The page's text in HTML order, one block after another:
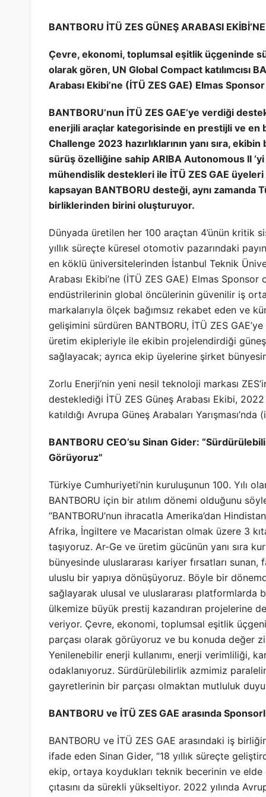
BANTBORU İTÜ ZES GÜNEŞ ARABASI
Çevre, ekonomi, toplumsal eşitlik üçgeninde
olarak gören, UN Global Compact katılımcısı
Arabası Ekibi’ne (İTÜ ZES GAE) Elmas
BANTBORU’nun İTÜ ZES GAE’ye verdiği
enerjili araçlar kategorisinde en prestijli ve en
Challenge 2023 hazırlıklarının yanı sıra,
sürüş özelliğine sahip ARIBA Autonomous II
mühendislik destekleri ile İTÜ ZES GAE
kapsayan BANTBORU desteği, aynı
birliklerinden birini oluşturuyor.
Dünyada üretilen her 100 araçtan 4’ünün kritik
yıllık süreçte küresel otomotiv pazarındaki
en köklü üniversitelerinden İstanbul Teknik
Arabası Ekibi’ne (İTÜ ZES GAE) Elmas
endüstrilerinin global öncülerinin güvenilir iş
markalarıyla ölçek bağımsız rekabet eden ve
gelişimini sürdüren BANTBORU, İTÜ ZES
üretim ekipleriyle ile ekibin projelendirdiği
sağlayacak; ayrıca ekip üyelerine şirket
Zorlu Enerji’nin yeni nesil teknoloji markası
desteklediği İTÜ ZES Güneş Arabası Ekibi,
katıldığı Avrupa Güneş Arabaları
BANTBORU CEO’su Sinan Gider:
Görüyoruz”
Türkiye Cumhuriyeti’nin kuruluşunun 100. Yılı
BANTBORU için bir atılım dönemi olduğunu
“BANTBORU’nun ihracatla Amerika’dan
Afrika, İngiltere ve Macaristan olmak üzere 3
taşıyoruz. Ar-Ge ve üretim gücünün yanı sıra
bünyesinde uluslararası kariyer fırsatları
uluslu bir yapıya dönüşüyoruz. Böyle bir
sağlayarak ulusal ve uluslararası platformlarda
ülkemize büyük prestij kazandıran projelerine
veriyor. Çevre, ekonomi, toplumsal eşitlik
parçası olarak görüyoruz ve bu konuda değer
Yenilenebilir enerji kullanımı, enerji verimliliği,
odaklanıyoruz. Sürdürülebilirlik azmimiz
gayretlerinin bir parçası olmaktan mutluluk
BANTBORU ve İTÜ ZES GAE arasında
BANTBORU ve İTÜ ZES GAE arasındaki iş
ifade eden Sinan Gider, “18 yıllık süreçte
ekip, ortaya koydukları teknik becerinin ve
çıtasını da sürekli yükseltiyor. 2022 yılında